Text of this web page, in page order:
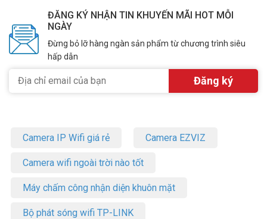
ĐĂNG KÝ NHẬN TIN KHUYẾN MÃI HOT MỖI
NGÀY
Đừng bỏ lỡ hàng ngàn sản phẩm từ chương trình siêu
hấp dẫn
Camera IP Wifi giá rẻ Camera EZVIZ
Camera wifi ngoài trời nào tốt
Máy chấm công nhận diện khuôn mặt
Bộ phát sóng wifi TP-LINK